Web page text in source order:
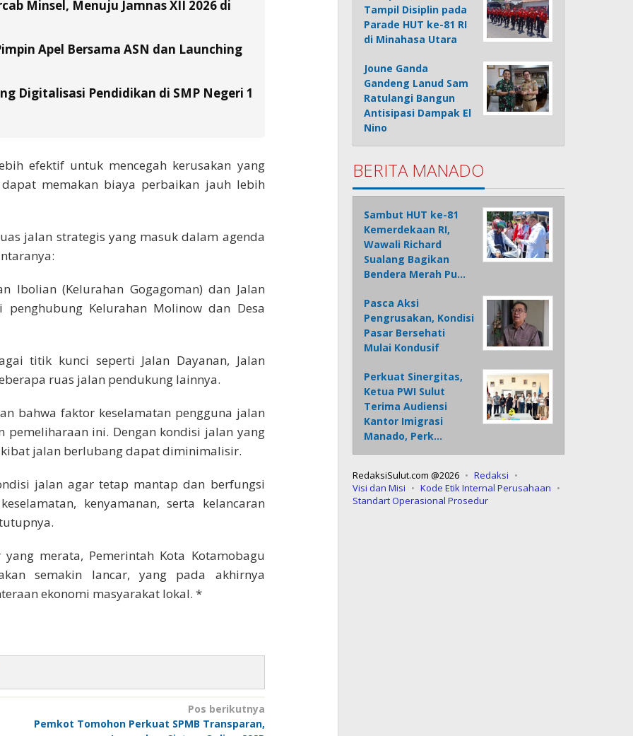
Minsel, Menuju Jamnas XII 2026 di
Apel Bersama ASN dan Launching
Digitalisasi Pendidikan di SMP Negeri 1
efektif untuk mencegah kerusakan yang
memakan biaya perbaikan jauh lebih
jalan strategis yang masuk dalam agenda
Ibolian (Kelurahan Gogagoman) dan Jalan
Kelurahan Molinow dan Desa
titik kunci seperti Jalan Dayanan, Jalan
ruas jalan pendukung lainnya.
bahwa faktor keselamatan pengguna jalan
ini. Dengan kondisi jalan yang
jalan berlubang dapat diminimalisir.
jalan agar tetap mantap dan berfungsi
kenyamanan, serta kelancaran
merata, Pemerintah Kota Kotamobagu
semakin lancar, yang pada akhirnya
ekonomi masyarakat lokal. *
Pos berikutnya
Pemkot Tomohon Perkuat SPMB Transparan,
Tampil Disiplin pada
Parade HUT ke-81 RI
di Minahasa Utara
Joune Ganda
Gandeng Lanud Sam
Ratulangi Bangun
Antisipasi Dampak El
Nino
BERITA MANADO
Sambut HUT ke-81
Kemerdekaan RI,
Wawali Richard
Sualang Bagikan
Bendera Merah Pu…
Pasca Aksi
Pengrusakan, Kondisi
Pasar Bersehati
Mulai Kondusif
Perkuat Sinergitas,
Ketua PWI Sulut
Terima Audiensi
Kantor Imigrasi
Manado, Perk…
RedaksiSulut.com @2026
Redaksi
Visi dan Misi
Kode Etik Internal Perusahaan
Standart Operasional Prosedur